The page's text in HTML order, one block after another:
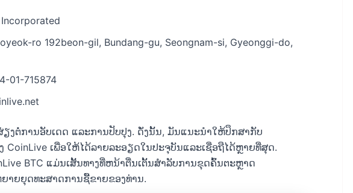
ro 192beon-gil, Bundang-gu, Seongnam-si, Gyeonggi-do,
01-715874
ງຕໍ່ການອັບເດດ ແລະການປັບປຸງ. ດັ່ງນັ້ນ, ມັນແນະນໍາໃຫ້ປຶກສາກັບ
CoinLive ເພື່ອໃຫ້ໄດ້ລາຍລະອຽດໃນປະຈຸບັນແລະເຊື່ອຖືໄດ້ຫຼາຍທີ່ສຸດ.
BTC ແມ່ນເສັ້ນທາງທີ່ຫນ້າຕື່ນເຕັ້ນສໍາລັບການຂຸດຄົ້ນຕະຫຼາດ
າຍຍຸດທະສາດການຊື້ຂາຍຂອງທ່ານ.